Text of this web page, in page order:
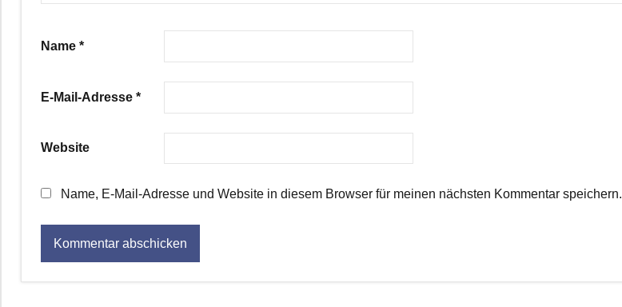
Name *
E-Mail-Adresse *
Website
Name, E-Mail-Adresse und Website in diesem Browser für meinen nächsten Kommentar speichern.